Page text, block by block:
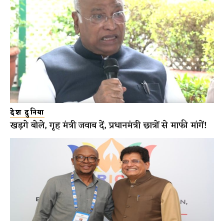
देश दुनिया
खड़गे बोले, गृह मंत्री जवाब दें, प्रधानमंत्री छात्रों से माफी मांगें!